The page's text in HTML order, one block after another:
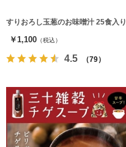
すりおろし玉葱のお味噌汁 25食入り
￥1,100 （税込）
4.5 （79）